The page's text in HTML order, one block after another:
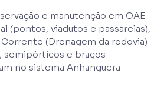
e manutenção em OAE –
(pontos, viadutos e passarelas),
(Drenagem da rodovia)
semipórticos e braços
no sistema Anhanguera-